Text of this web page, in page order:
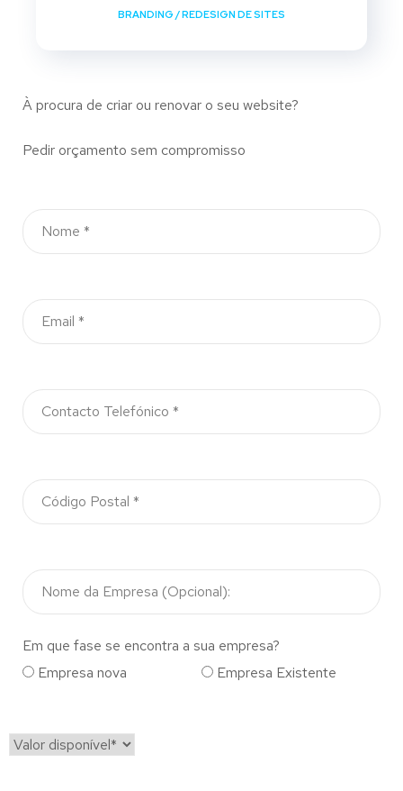
BRANDING /REDESIGN DE SITES
À procura de criar ou renovar o seu website?
Pedir orçamento sem compromisso
Em que fase se encontra a sua empresa?
Empresa nova
Empresa Existente